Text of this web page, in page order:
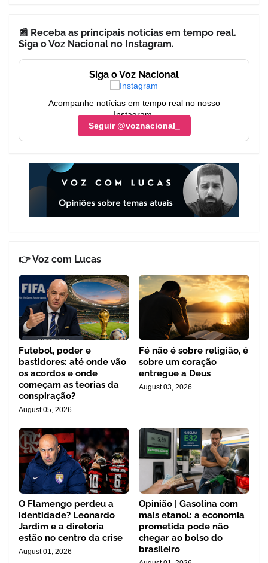
📰 Receba as principais notícias em tempo real.
Siga o Voz Nacional no Instagram.
Siga o Voz Nacional
Acompanhe notícias em tempo real no nosso
Instagram.
Seguir @voznacional_
👉 Voz com Lucas
Futebol, poder e
bastidores: até onde vão
os acordos e onde
começam as teorias da
conspiração?
August 05, 2026
Fé não é sobre religião, é
sobre um coração
entregue a Deus
August 03, 2026
O Flamengo perdeu a
identidade? Leonardo
Jardim e a diretoria
estão no centro da crise
August 01, 2026
Opinião | Gasolina com
mais etanol: a economia
prometida pode não
chegar ao bolso do
brasileiro